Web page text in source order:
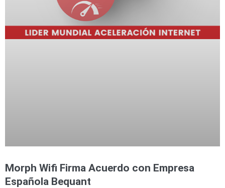
Morph Wifi Firma Acuerdo con Empresa
Española Bequant